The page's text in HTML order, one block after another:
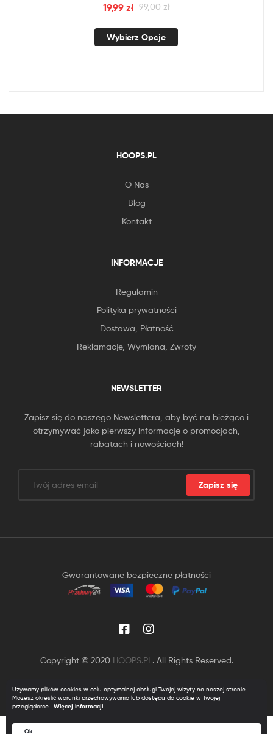
Używamy plików cookies w celu optymalnej obsługi Twojej wizyty na naszej stronie.
Możesz określić warunki przechowywania lub dostępu do cookie w Twojej
przeglądarce. Więcej informacji
Ok
99,00zł
19,99 zł
Wybierz Opcje
HOOPS.PL
O Nas
Blog
Kontakt
INFORMACJE
Regulamin
Polityka prywatności
Dostawa, Płatność
Reklamacje, Wymiana, Zwroty
NEWSLETTER
Zapisz się do naszego Newslettera, aby być na bieżąco i
otrzymywać jako pierwszy informacje o promocjach,
rabatach i nowościach!
Zapisz się
Gwarantowane bezpieczne płatności
Copyright © 2020 HOOPS.PL . All Rights Reserved.